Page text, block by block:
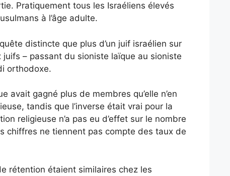
Pratiquement tous les Israéliens élevés
à l’âge adulte.
distincte que plus d’un juif israélien sur
– passant du sioniste laïque au sioniste
orthodoxe.
avait gagné plus de membres qu’elle n’en
tandis que l’inverse était vrai pour la
religieuse n’a pas eu d’effet sur le nombre
chiffres ne tiennent pas compte des taux de
rétention étaient similaires chez les